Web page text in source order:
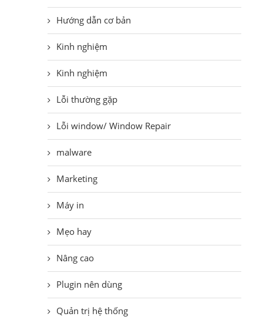
Hướng dẫn cơ bản
Kinh nghiệm
Kinh nghiệm
Lỗi thường gặp
Lỗi window/ Window Repair
malware
Marketing
Máy in
Mẹo hay
Nâng cao
Plugin nên dùng
Quản trị hệ thống